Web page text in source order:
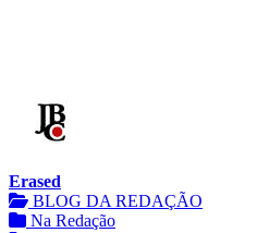
Erased
BLOG DA REDAÇÃO
Na Redação